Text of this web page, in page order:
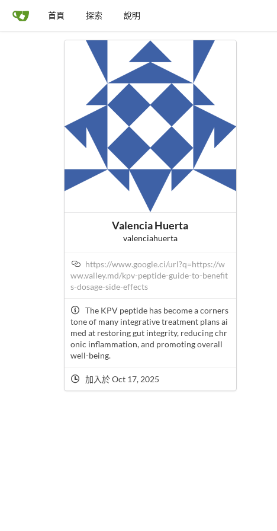
首頁 探索 說明
Valencia Huerta
valenciahuerta
https://www.google.ci/url?q=https://w
ww.valley.md/kpv-peptide-guide-to-benefit
s-dosage-side-effects
The KPV peptide has become a corners
tone of many integrative treatment plans ai
med at restoring gut integrity, reducing chr
onic inflammation, and promoting overall
well-being.
加入於 Oct 17, 2025